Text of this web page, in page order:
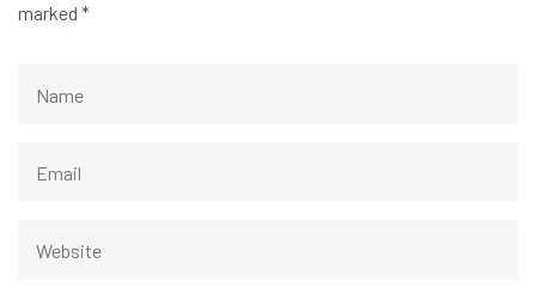
marked *